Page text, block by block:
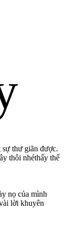
sự thư giãn được.
thôi nhéthấy thế
nọ của mình
lời khuyên